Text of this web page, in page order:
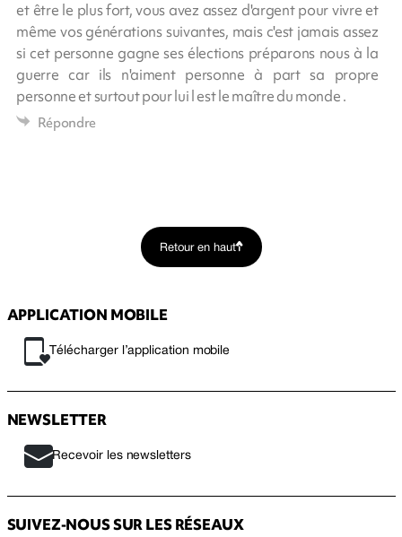
et être le plus fort, vous avez assez d'argent pour vivre et
même vos générations suivantes, mais c'est jamais assez
si cet personne gagne ses élections préparons nous à la
guerre car ils n'aiment personne à part sa propre
personne et surtout pour lui l est le maître du monde .
Répondre
Retour en haut
APPLICATION MOBILE
Télécharger l’application mobile
NEWSLETTER
Recevoir les newsletters
SUIVEZ-NOUS SUR LES RÉSEAUX